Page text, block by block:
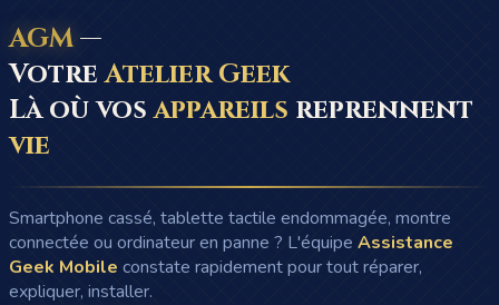
AGM—
VotreAtelier Geek
Là où vos appareils reprennent
vie
Smartphone cassé, tablette tactile endommagée, montre
connectée ou ordinateur en panne ? L'équipe Assistance
Geek Mobile constate rapidement pour tout réparer,
expliquer, installer.